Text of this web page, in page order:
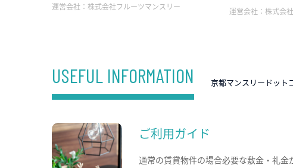
運営会社： 株式会社フルーツマンスリー 運営会社：株式会
USEFUL INFORMATION 京都マンスリードット
ご利用ガイド
通常の賃貸物件の場合必要な敷金・礼金